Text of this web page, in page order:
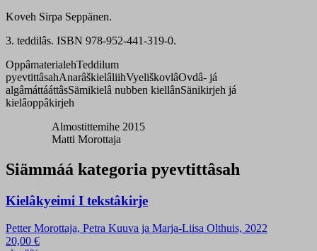
Koveh Sirpa Seppänen.
3. teddilâs. ISBN 978-952-441-319-0.
OppâmaterialehTeddilum
pyevtittâsahAnarâškielâliihVyeliškovlâOvdâ- já
algâmáttááttâsSämikielâ nubben kiellânSänikirjeh já
kielâoppâkirjeh
Almostittemihe 2015
Matti Morottaja
Siämmáá kategoria pyevtittâsah
Kielâkyeimi I tekstâkirje
Petter Morottaja, Petra Kuuva ja Marja-Liisa Olthuis, 2022
20,00 €